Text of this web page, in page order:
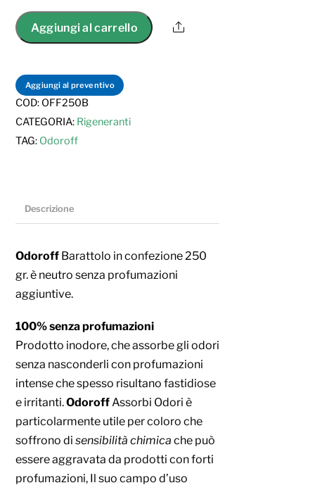
250gr
quantità
Aggiungi al carrello Share
Aggiungi al preventivo
COD: OFF250B
CATEGORIA: Rigeneranti
TAG: Odoroff
Descrizione
Odoroff Barattolo inconfezione 250
gr. è neutro senza profumazioni
aggiuntive.
100% senza profumazioni
Prodotto inodore, che assorbe gli odori
senza nasconderli con profumazioni
intense che spesso risultano fastidiose
e irritanti.OdoroffAssorbi Odori è
particolarmente utile per coloro che
soffrono disensibilità chimica che può
essere aggravata da prodotti con forti
profumazioni, Il suo campo d’uso